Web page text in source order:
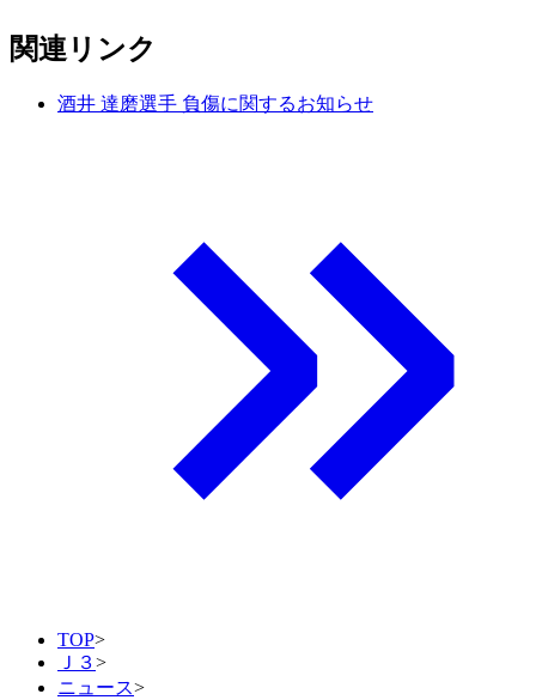
関連リンク
酒井 達磨選手 負傷に関するお知らせ
TOP>
Ｊ３>
ニュース>